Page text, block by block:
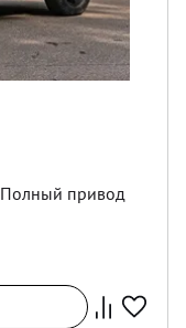
Полный привод